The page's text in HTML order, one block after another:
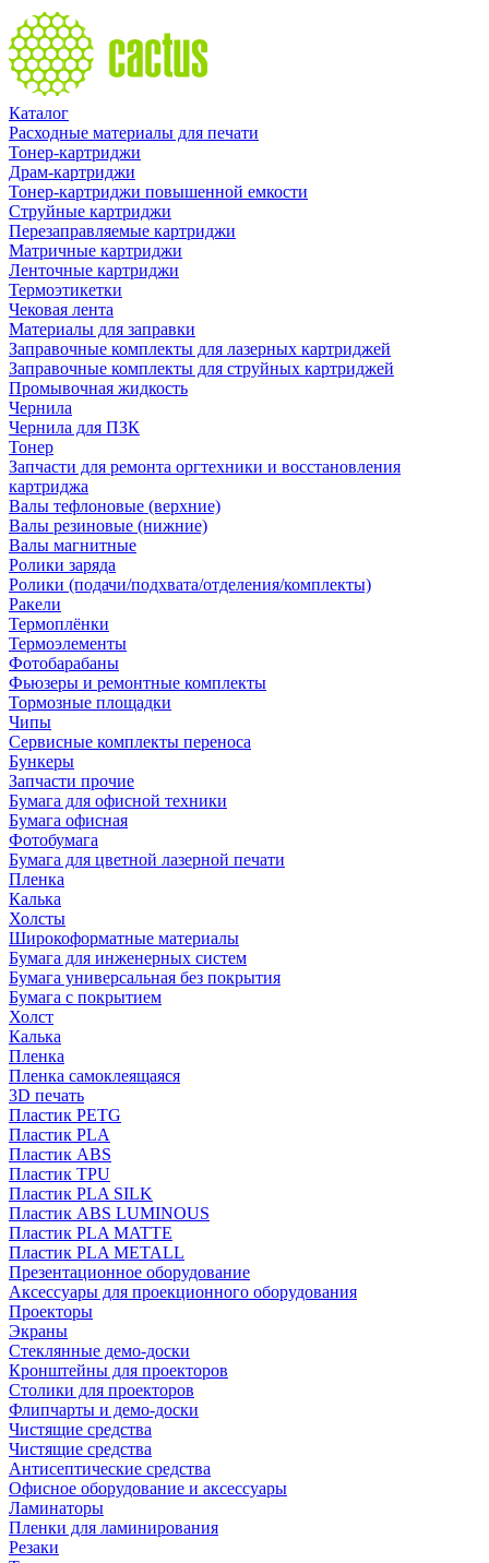
Каталог
Расходные материалы для печати
Тонер-картриджи
Драм-картриджи
Тонер-картриджи повышенной емкости
Струйные картриджи
Перезаправляемые картриджи
Матричные картриджи
Ленточные картриджи
Термоэтикетки
Чековая лента
Материалы для заправки
Заправочные комплекты для лазерных картриджей
Заправочные комплекты для струйных картриджей
Промывочная жидкость
Чернила
Чернила для ПЗК
Тонер
Запчасти для ремонта оргтехники и восстановления
картриджа
Валы тефлоновые (верхние)
Валы резиновые (нижние)
Валы магнитные
Ролики заряда
Ролики (подачи/подхвата/отделения/комплекты)
Ракели
Термоплёнки
Термоэлементы
Фотобарабаны
Фьюзеры и ремонтные комплекты
Тормозные площадки
Чипы
Сервисные комплекты переноса
Бункеры
Запчасти прочие
Бумага для офисной техники
Бумага офисная
Фотобумага
Бумага для цветной лазерной печати
Пленка
Калька
Холсты
Широкоформатные материалы
Бумага для инженерных систем
Бумага универсальная без покрытия
Бумага с покрытием
Холст
Калька
Пленка
Пленка самоклеящаяся
3D печать
Пластик PETG
Пластик PLA
Пластик ABS
Пластик TPU
Пластик PLA SILK
Пластик ABS LUMINOUS
Пластик PLA MATTE
Пластик PLA METALL
Презентационное оборудование
Аксессуары для проекционного оборудования
Проекторы
Экраны
Стеклянные демо-доски
Кронштейны для проекторов
Столики для проекторов
Флипчарты и демо-доски
Чистящие средства
Чистящие средства
Антисептические средства
Офисное оборудование и аксессуары
Ламинаторы
Пленки для ламинирования
Резаки